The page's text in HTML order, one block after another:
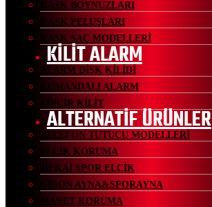
KASK BOYNUZLARI
KASK PELUŞLARI
KASK SAÇ MODELLERİ
KİLİT ALARM
ALARM DİSK KİLİDİ
KUMANDALI ALARM
ZİNCİR KİLİT
ALTERNATİF ÜRÜNLER
TELEFON TUTUCU MODELLERİ
ELCİK KORUMA
JİEKAİ SPOR ELCİK
GİDON AYNA&SPORAYNA
MANET KORUMA